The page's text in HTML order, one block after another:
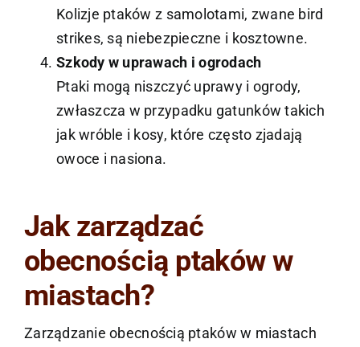
Kolizje ptaków z samolotami, zwane bird
strikes, są niebezpieczne i kosztowne.
Szkody w uprawach i ogrodach
Ptaki mogą niszczyć uprawy i ogrody,
zwłaszcza w przypadku gatunków takich
jak wróble i kosy, które często zjadają
owoce i nasiona.
Jak zarządzać
obecnością ptaków w
miastach?
Zarządzanie obecnością ptaków w miastach